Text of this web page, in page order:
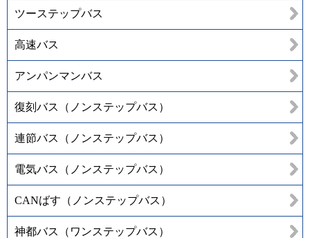
ツーステップバス
高速バス
アンパンマンバス
復刻バス（ノンステップバス）
連節バス（ノンステップバス）
電気バス（ノンステップバス）
CANばす（ノンステップバス）
神都バス（ワンステップバス）